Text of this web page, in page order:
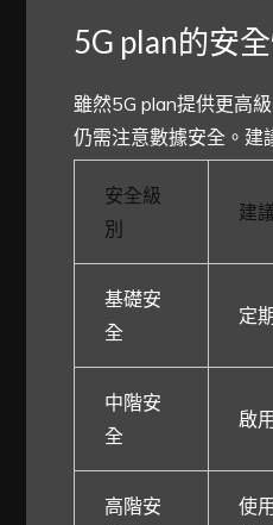
5G plan的安
雖然5G plan提供更高
仍需注意數據安全。建
安全級
別
建
基礎安
全
定
中階安
全
啟
高階安
使